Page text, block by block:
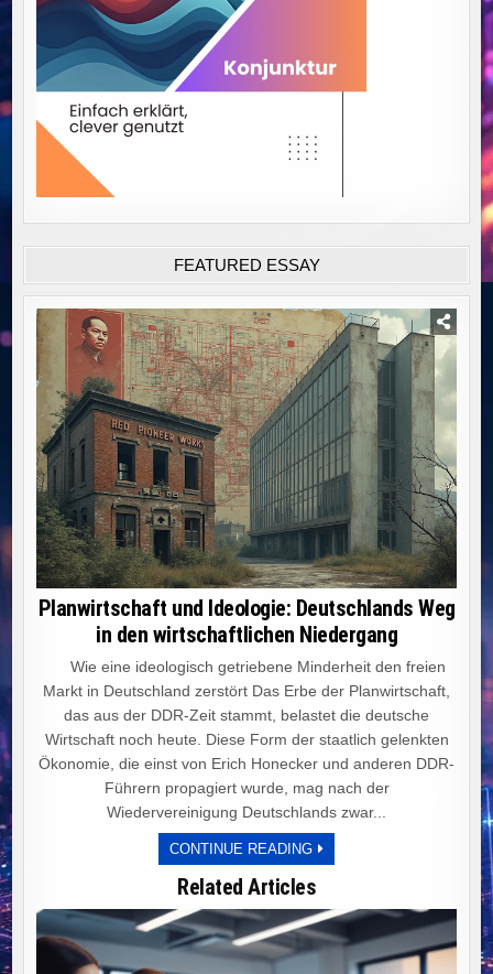
FEATURED ESSAY
Planwirtschaft und Ideologie: Deutschlands Weg
in den wirtschaftlichen Niedergang
Wie eine ideologisch getriebene Minderheit den freien
Markt in Deutschland zerstört Das Erbe der Planwirtschaft,
das aus der DDR-Zeit stammt, belastet die deutsche
Wirtschaft noch heute. Diese Form der staatlich gelenkten
Ökonomie, die einst von Erich Honecker und anderen DDR-
Führern propagiert wurde, mag nach der
Wiedervereinigung Deutschlands zwar...
CONTINUE READINGPLANWIRTSCHAFT
UND
DEUTSCHLANDS
IN
DEN
WIRTSCHAFTLICHEN
NIEDERGANG
Related Articles